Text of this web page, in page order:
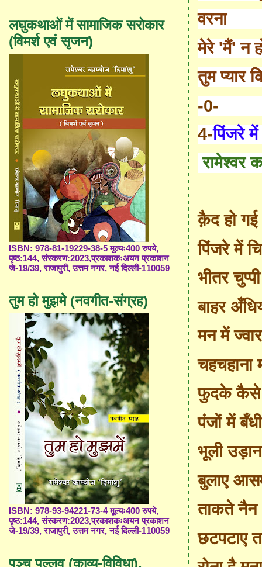
वरना
मेरे 'मैं'न
तुम प्यार
-0-
4-पिंजरे में
रामेश्वर
क़ैद हो गई
पिंजरे में
भीतर चुप्पी
बाहर
मन में ज्वार
चहचहाना
फुदके कैसे
पंजों में
भूली उड़ान
बुलाए
ताकते नैन
छटपटाए
लघुकथाओं में सामाजिक सरोकार
(विमर्श एवं सृजन)
ISBN: 978-81-19229-38-5 मूल्यः400 रुपये,
पृष्ठ:144, संस्करण:2023,प्रकाशकःअयन प्रकाशन
जे-19/39, राजापुरी, उत्तम नगर, नई दिल्ली-110059
तुम हो मुझमे (नवगीत-संग्रह)
ISBN: 978-93-94221-73-4 मूल्यः400 रुपये,
पृष्ठ:144, संस्करण:2023,प्रकाशकःअयन प्रकाशन
जे-19/39, राजापुरी, उत्तम नगर, नई दिल्ली-110059
पञ्च पल्लव (काव्य-विविधा),